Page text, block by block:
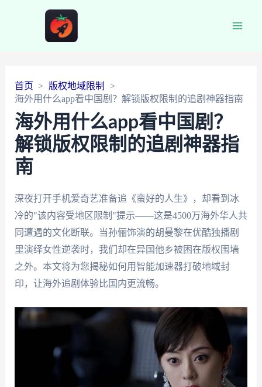
首页
版权地域限制
海外用什么app看中国剧？解锁版权限制的追剧神器指南
海外用什么app看中国剧？
解锁版权限制的追剧神器指
南
深夜打开手机爱奇艺准备追《蛮好的人生》，却看到冰
冷的"该内容受地区限制"提示——这是4500万海外华人共
同遭遇的文化断联。当孙俪饰演的胡曼黎在优酷独播剧
里演绎女性逆袭时，我们却在异国他乡被困在版权围墙
之外。本文将为您揭秘如何用智能加速器打破地域封
印，让海外追剧体验比国内更流畅。